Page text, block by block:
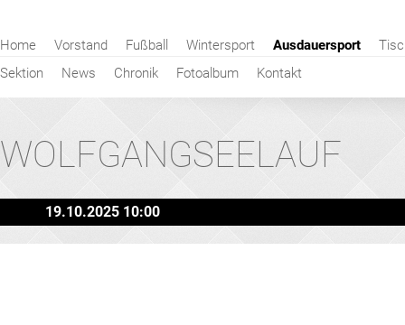
Navigation
Home Vorstand Fußball Wintersport
Ausdauersport
Sektion
News Chronik Fotoalbum Kontakt
WOLFGANGSEELAUF
19.10.2025 10:00